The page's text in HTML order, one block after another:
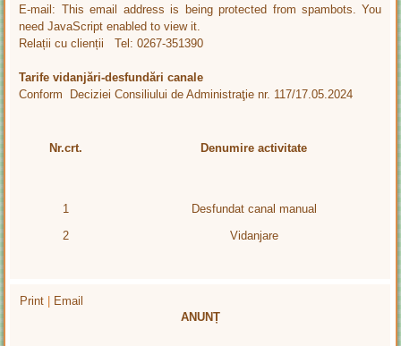
E-mail: This email address is being protected from spambots. You
need JavaScript enabled to view it.
Relații cu clienții Tel: 0267-351390
Tarife vidanjări-desfundări canale
Conform Deciziei Consiliului de Administraţie nr. 117/17.05.2024
Nr.crt. Denumire activitate
1
Desfundat canal manual
2
Vidanjare
Print | Email
ANUNȚ